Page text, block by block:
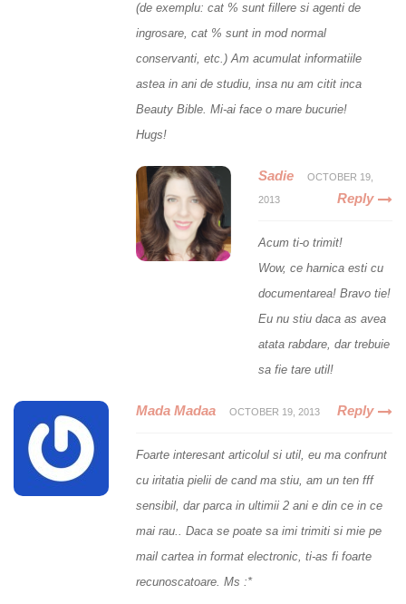
(de exemplu: cat % sunt fillere si agenti de
ingrosare, cat % sunt in mod normal
conservanti, etc.) Am acumulat informatiile
astea in ani de studiu, insa nu am citit inca
Beauty Bible. Mi-ai face o mare bucurie!
Hugs!
Sadie OCTOBER 19,
2013 Reply
Acum ti-o trimit!
Wow, ce harnica esti cu
documentarea! Bravo tie!
Eu nu stiu daca as avea
atata rabdare, dar trebuie
sa fie tare util!
Mada Madaa OCTOBER 19, 2013 Reply
Foarte interesant articolul si util, eu ma confrunt
cu iritatia pielii de cand ma stiu, am un ten fff
sensibil, dar parca in ultimii 2 ani e din ce in ce
mai rau.. Daca se poate sa imi trimiti si mie pe
mail cartea in format electronic, ti-as fi foarte
recunoscatoare. Ms :*